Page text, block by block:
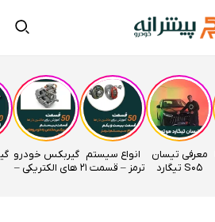
معرفی تیسان
S05 تیگارد
انواع سیستم
ترمز – قسمت 21
گیربکس خودرو
های الکتریکی –